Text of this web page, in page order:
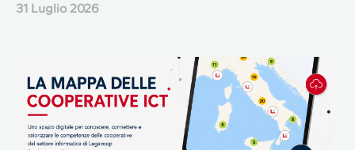
31 Luglio 2026